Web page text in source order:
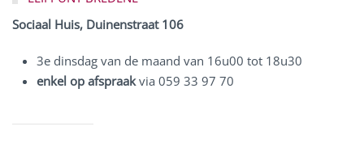
Sociaal Huis, Duinenstraat 106
3e dinsdag van de maand van 16u00 tot 18u30
enkel op afspraakvia 059 33 97 70